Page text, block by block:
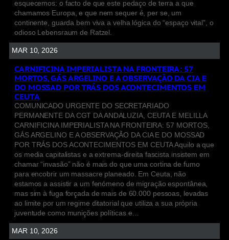
esquecemos: o facto de que este pedaço de terra a que
chamamos Europa, e que nem sequer é, per se, um
continente, guarda bem viva a velha lógica do “espaço vital”, o
odioso Lebensraum de Ratzel.
MAR 10, 2026
CARNIFICINA IMPERIALISTA NA FRONTEIRA: 57
MORTOS, GÁS ARGELINO E A OBSERVAÇÃO DA CIA E
DO MOSSAD POR TRÁS DOS ACONTECIMENTOS EM
CEUTA
COMUNICADO URGENTE DO SECRETARIADO
PERMANENTE DA CGT DA ANDALUZIA, CEUTA E MELILLA
CARNIFICINA IMPERIALISTA NA FRONTEIRA: 57 MORTOS,
GÁS ARGELINO E A OBSERVAÇÃO DA CIA E DO MOSSAD
POR TRÁS DOS ACONTECIMENTOS EM CEUTA Aquilo a que
os media capitalistas e a extrema-direita fascista insistem em
chamar “invasão” não é mais do que uma cortina de fumo
para encobrir um massacre planeado. Em Ceuta, não
estamos a assistir a um fenómeno de migração espontânea,
mas sim à fuga forçada de mais de 60.000 pessoas, levadas
ao limite por um regime ditatorial que utiliza a sua própria
juventude como munições políticas e…
MAR 10, 2026